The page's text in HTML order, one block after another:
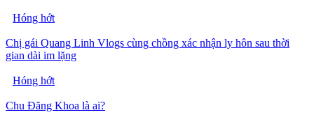
Hóng hớt
Chị gái Quang Linh Vlogs cùng chồng xác nhận ly hôn sau thời
gian dài im lặng
Hóng hớt
Chu Đăng Khoa là ai?